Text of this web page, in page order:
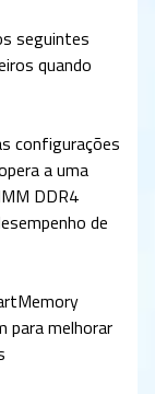
seguintes
quando
configurações
a uma
DDR4
de
para melhorar